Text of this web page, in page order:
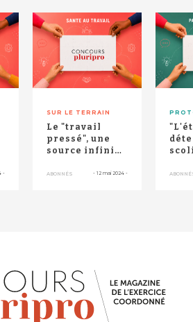
-
SUR LE TERRAIN
Le "travail
pressé", une
source infinie
pervers
ABONNÉS - 12 mai 2024 -
RETOUR HAUT DE PAGE